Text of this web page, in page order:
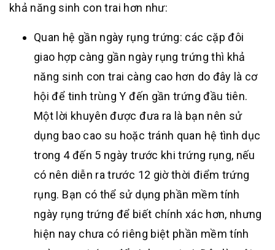
khả năng sinh con trai hơn như:
Quan hệ gần ngày rụng trứng: các cặp đôi
giao hợp càng gần ngày rụng trứng thì khả
năng sinh con trai càng cao hơn do đây là cơ
hội để tinh trùng Y đến gần trứng đầu tiên.
Một lời khuyên được đưa ra là bạn nên sử
dụng bao cao su hoặc tránh quan hệ tình dục
trong 4 đến 5 ngày trước khi trứng rụng, nếu
có nên diễn ra trước 12 giờ thời điểm trứng
rụng. Bạn có thể sử dụng phần mềm tính
ngày rụng trứng để biết chính xác hơn, nhưng
hiện nay chưa có riêng biệt phần mềm tính